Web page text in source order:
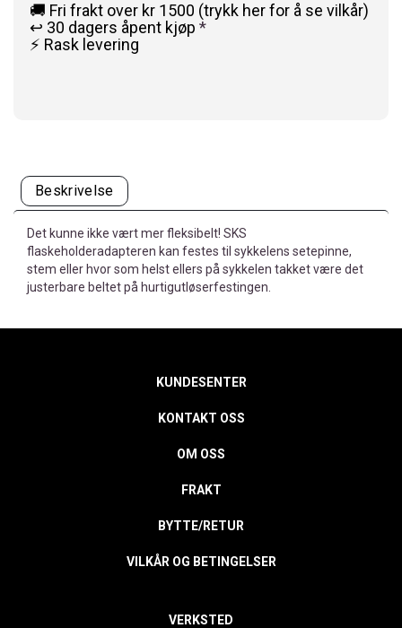
🚚 Fri frakt over kr 1500 (trykk her for å se vilkår)
↩️ 30 dagers åpent kjøp *
⚡ Rask levering
Beskrivelse
Det kunne ikke vært mer fleksibelt! SKS
flaskeholderadapteren kan festes til sykkelens setepinne,
stem eller hvor som helst ellers på sykkelen takket være det
justerbare beltet på hurtigutløserfestingen.
KUNDESENTER
KONTAKT OSS
OM OSS
FRAKT
BYTTE/RETUR
VILKÅR OG BETINGELSER
VERKSTED